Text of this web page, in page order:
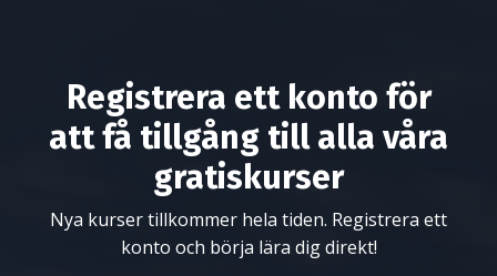
Registrera ett konto för
att få tillgång till alla våra
gratiskurser
Nya kurser tillkommer hela tiden. Registrera ett
konto och börja lära dig direkt!